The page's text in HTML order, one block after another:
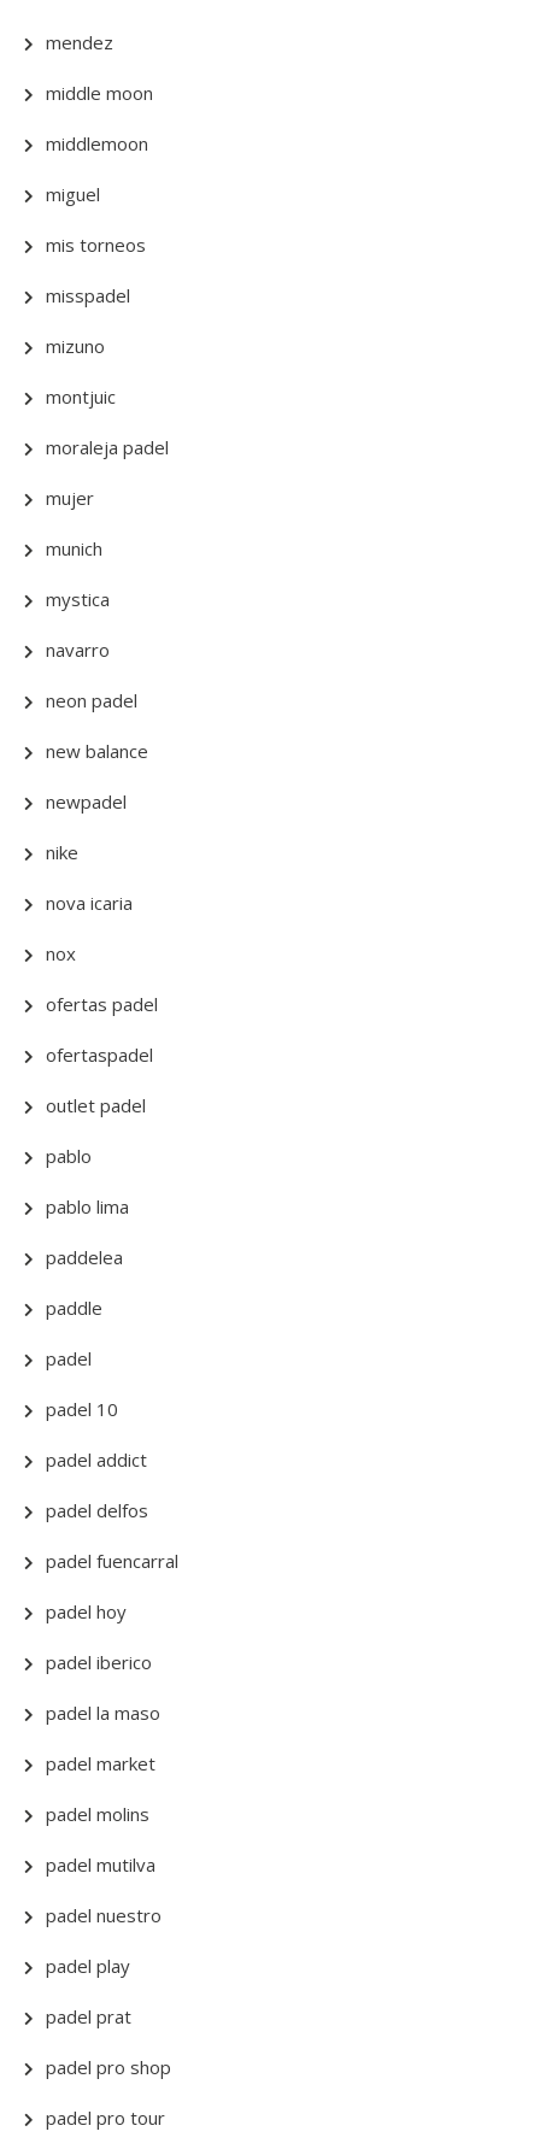
mendez
middle moon
middlemoon
miguel
mis torneos
misspadel
mizuno
montjuic
moraleja padel
mujer
munich
mystica
navarro
neon padel
new balance
newpadel
nike
nova icaria
nox
ofertas padel
ofertaspadel
outlet padel
pablo
pablo lima
paddelea
paddle
padel
padel 10
padel addict
padel delfos
padel fuencarral
padel hoy
padel iberico
padel la maso
padel market
padel molins
padel mutilva
padel nuestro
padel play
padel prat
padel pro shop
padel pro tour